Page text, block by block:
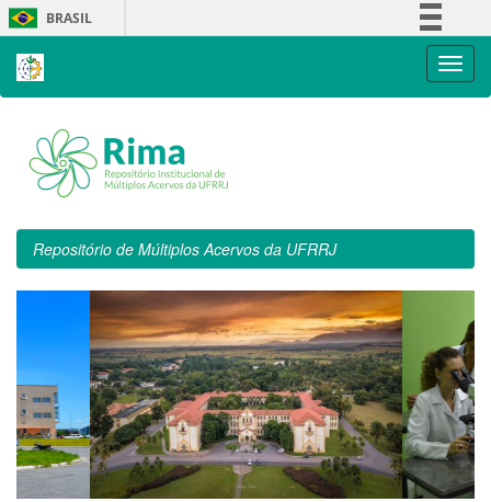
Skip
navigation
BRASIL
Repositório de Múltiplos Acervos da UFRRJ